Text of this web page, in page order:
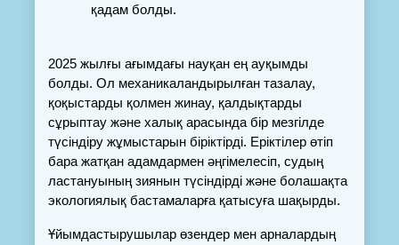
қадам болды.
2025 жылғы ағымдағы науқан ең ауқымды
болды. Ол механикаландырылған тазалау,
қоқыстарды қолмен жинау, қалдықтарды
сұрыптау және халық арасында бір мезгілде
түсіндіру жұмыстарын біріктірді. Еріктілер өтіп
бара жатқан адамдармен әңгімелесіп, судың
ластануының зиянын түсіндірді және болашақта
экологиялық бастамаларға қатысуға шақырды.
Ұйымдастырушылар өзендер мен арналардың